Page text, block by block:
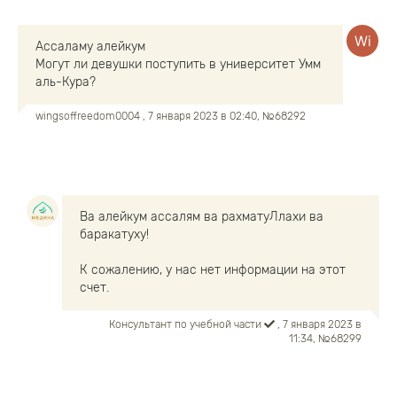
Ассаламу алейкум
Могут ли девушки поступить в университет Умм
аль-Кура?
wingsoffreedom0004 , 7 января 2023 в 02:40, №68292
Ва алейкум ассалям ва рахматуЛлахи ва
баракатуху!
К сожалению, у нас нет информации на этот
счет.
Консультант по учебной части
, 7 января 2023 в
11:34, №68299